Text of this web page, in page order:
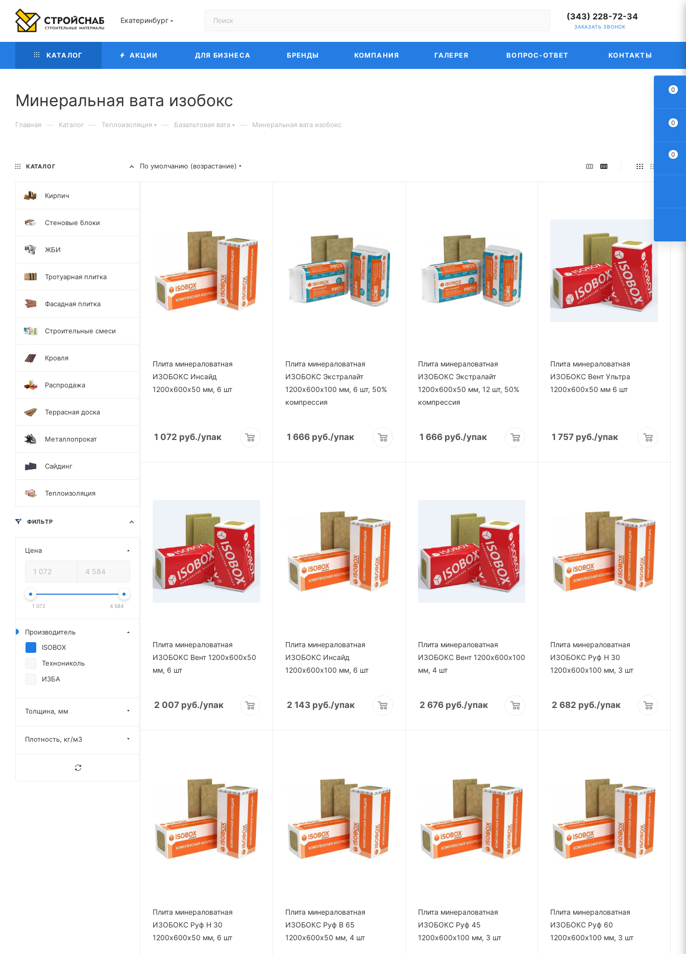
Екатеринбург (343) 228-72-34
ЗАКАЗАТЬ ЗВОНОК
КАТАЛОГ АКЦИИ ДЛЯ БИЗНЕСА БРЕНДЫ КОМПАНИЯ ГАЛЕРЕЯ ВОПРОС-ОТВЕТ КОНТАКТЫ
Минеральная вата изобокс
Главная — Каталог — Теплоизоляция — Базальтовая вата — Минеральная вата изобокс
По умолчанию (возрастание)
Плита минераловатная
ИЗОБОКС Инсайд
1200х600х50 мм, 6 шт
1 072 руб./упак
Плита минераловатная
ИЗОБОКС Экстралайт
1200х600х100 мм, 6 шт, 50%
компрессия
1 666руб./упак
Плита минераловатная
ИЗОБОКС Экстралайт
1200х600х50 мм, 12 шт, 50%
компрессия
1 666руб./упак
Плита минераловатная
ИЗОБОКС Вент Ультра
1200х600х50 мм 6 шт
1 757 руб./упак
Плита минераловатная
ИЗОБОКС Вент 1200х600х50
мм, 6 шт
2 007 руб./упак
Плита минераловатная
ИЗОБОКС Инсайд
1200х600х100 мм, 6 шт
2 143руб./упак
Плита минераловатная
ИЗОБОКС Вент 1200х600х100
мм, 4 шт
2 676руб./упак
Плита минераловатная
ИЗОБОКС Руф Н 30
1200х600х100 мм, 3 шт
2 682 руб./упак
Плита минераловатная
ИЗОБОКС Руф Н 30
1200х600х50 мм, 6 шт
Плита минераловатная
ИЗОБОКС Руф В 65
1200х600х50 мм, 4 шт
Плита минераловатная
ИЗОБОКС Руф 45
1200х600х100 мм, 3 шт
Плита минераловатная
ИЗОБОКС Руф 60
1200х600х100 мм, 3 шт
КАТАЛОГ
Кирпич
Стеновые блоки
ЖБИ
Тротуарная плитка
Фасадная плитка
Строительные смеси
Кровля
Распродажа
Террасная доска
Металлопрокат
Сайдинг
Теплоизоляция
ФИЛЬТР
Цена
1 072 4 584
Производитель
ISOBOX
Технониколь
ИЗБА
Толщина, мм
Плотность, кг/м3
0
0
0